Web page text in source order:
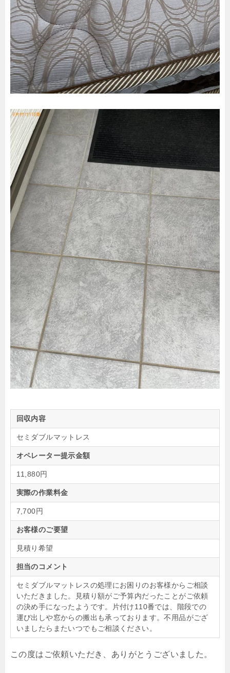
回収内容
セミダブルマットレス
オペレーター提示金額
11,880円
実際の作業料金
7,700円
お客様のご要望
見積り希望
担当のコメント
セミダブルマットレスの処理にお困りのお客様からご相談
いただきました。見積り額がご予算内だったことがご依頼
の決め手になったようです。片付け110番では、階段での
運び出しや窓からの搬出も承っております。不用品がござ
いましたらまたいつでもご相談ください。
この度はご依頼いただき、ありがとうございました。